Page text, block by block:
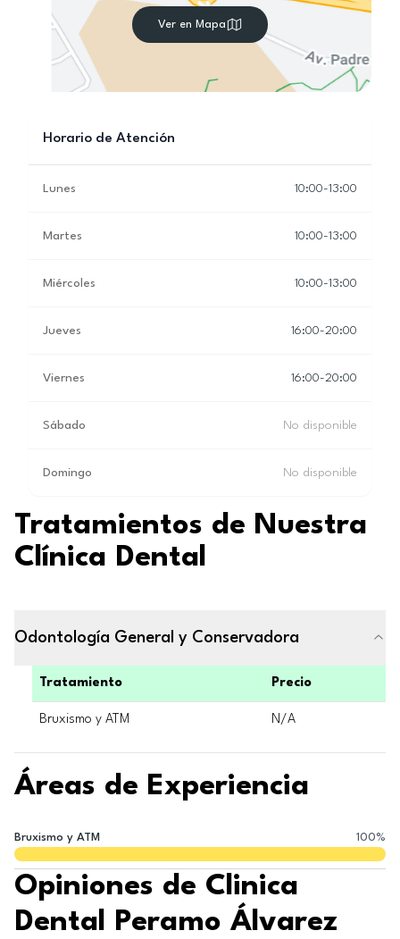
Ver en Mapa
Horario de Atención
Lunes 10:00-13:00
Martes 10:00-13:00
Miércoles 10:00-13:00
Jueves 16:00-20:00
Viernes 16:00-20:00
Sábado No disponible
Domingo No disponible
Tratamientos de Nuestra
Clínica Dental
Odontología General y Conservadora
Tratamiento Precio
Bruxismo y ATM N/A
Áreas de Experiencia
Bruxismo y ATM 100%
Opiniones de Clinica
Dental Peramo Álvarez